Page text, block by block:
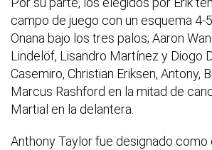
campo de juego con un esquema 4-
Onana bajo los tres palos; Aaron
Lindelöf, Lisandro Martínez y Diogo
Casemiro, Christian Eriksen, Antony,
Marcus Rashford en la mitad de
Martial en la delantera.
Anthony Taylor fue designado como